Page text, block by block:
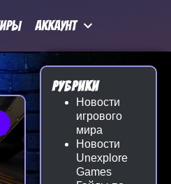
Аккаунт
Рубрики
Новости
игрового
мира
Новости
Unexplore
Games